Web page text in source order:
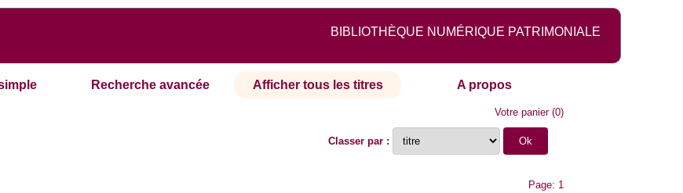
BIBLIOTHÈQUE NUMÉRIQUE PATRIMONIALE
Recherche avancée Afficher tous les titres A propos
Votre panier(0)
Classer par :
Page: 1